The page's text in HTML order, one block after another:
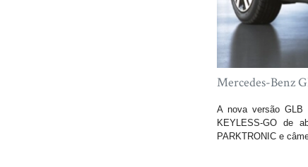
Mercedes-Benz
A nova versão GLB
KEYLESS-GO de
PARKTRONIC e